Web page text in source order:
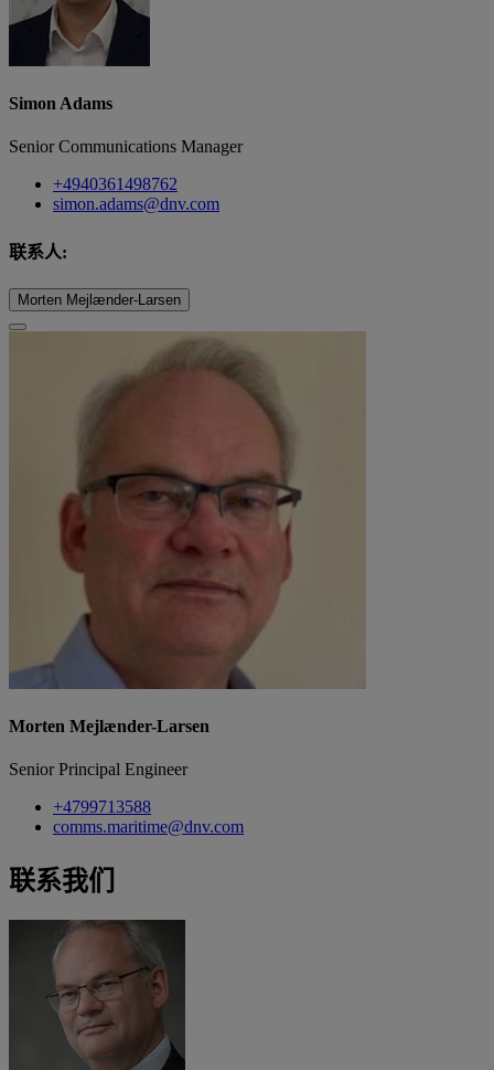
Simon Adams
Senior Communications Manager
+4940361498762
simon.adams@dnv.com
联系人:
Morten Mejlænder-Larsen
Morten Mejlænder-Larsen
Senior Principal Engineer
+4799713588
comms.maritime@dnv.com
联系我们